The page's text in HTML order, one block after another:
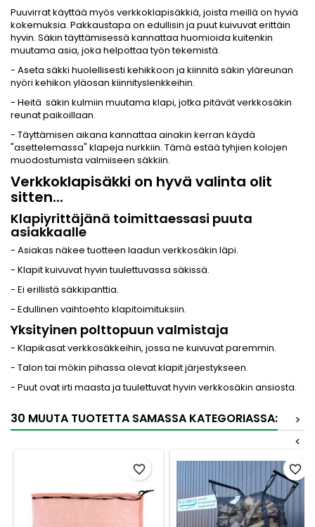
Puuvirrat käyttää myös verkkoklapisäkkiä, joista meillä on hyviä
kokemuksia. Pakkaustapa on edullisin ja puut kuivuvat erittäin
hyvin. Säkin täyttämisessä kannattaa huomioida kuitenkin
muutama asia, joka helpottaa työn tekemistä.
- Aseta säkki huolellisesti kehikkoon ja kiinnitä säkin yläreunan
nyöri kehikon yläosan kiinnityslenkkeihin.
- Heitä säkin kulmiin muutama klapi, jotka pitävät verkkosäkin
reunat paikoillaan.
- Täyttämisen aikana kannattaa ainakin kerran käydä
"asettelemassa" klapeja nurkkiin. Tämä estää tyhjien kolojen
muodostumista valmiiseen säkkiin.
Verkkoklapisäkki on hyvä valinta olit
sitten...
Klapiyrittäjänä toimittaessasi puuta
asiakkaalle
- Asiakas näkee tuotteen laadun verkkosäkin läpi.
- Klapit kuivuvat hyvin tuulettuvassa säkissä.
- Ei erillistä säkkipanttia.
- Edullinen vaihtoehto klapitoimituksiin.
Yksityinen polttopuun valmistaja
- Klapikasat verkkosäkkeihin, jossa ne kuivuvat paremmin.
- Talon tai mökin pihassa olevat klapit järjestykseen.
- Puut ovat irti maasta ja tuulettuvat hyvin verkkosäkin ansiosta.
30 MUUTA TUOTETTA SAMASSA KATEGORIASSA:
>
<
favorite_border favorite_border